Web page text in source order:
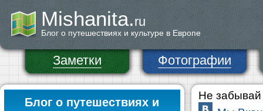
Mishanita.ru
Блог о путешествиях и культуре в Европе
Заметки Фотографии
Блог о путешествиях и
Не забывай